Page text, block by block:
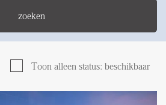
zoeken
Toon alleen status: beschikbaar